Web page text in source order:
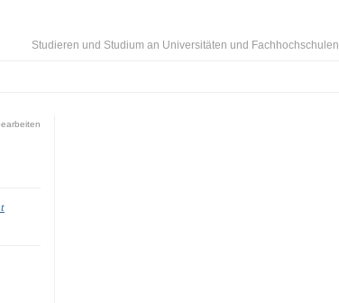
Studieren und Studium an Universitäten und Fachhochschulen